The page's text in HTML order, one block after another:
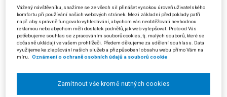
neboť výběr zhotovitele v rámci řízení o veřejné zakázce byl zcela v
rozsahu její činnosti. Jestliže žalovaná aplikovala výluku dle § 11 odst. 1
písm. b) zákona o svobodném přístupu k informacím, rezignovala na
celý text tohoto ustanovení, neboť předmětná výluka platí jen do doby,
než je vydáno rozhodnutí. O veřejné zakázce přitom bylo rozhodnuto
před podáním žádosti o poskytnutí informace. Nelze použít ani výluku
vztahuje jen na dotaz, jehož předmětem je informace, která má teprve
vzniknout, tj. v době dotazu ještě neexistuje.
Vážený návštěvníku, snažíme se ze všech sil přinášet vysokou úroveň uživatelského
komfortu při používání našich webových stránek. Mezi základní předpoklady patří
např. aby správně fungovalo vyhledávání, abychom vás neobtěžovali nevhodnou
reklamou nebo abychom měli dostatek podnětů, jak web vylepšovat. Proto od Vás
potřebujeme souhlas se zpracováním souborů cookies, tj. malých souborů, které se
dočasně ukládají ve vašem prohlížeči. Předem děkujeme za udělení souhlasu. Data
využijeme ke zlepšování našich služeb a přizpůsobení obsahu webu přímo Vám na
míru. Oznámení o ochraně osobních údajů a souborů cookie
Zamítnout vše kromě nutných cookies